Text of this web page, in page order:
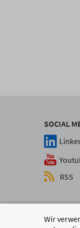
Wir
SOCIAL
RSS